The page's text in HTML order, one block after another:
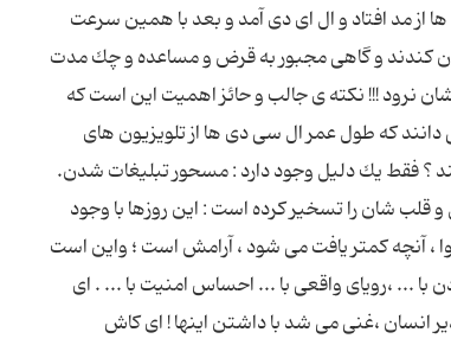
مد افتاد و ال ای دی آمد و بعد با همین سرعت
كندند و گاهی مجبور به قرض و مساعده و چك مدت
نرود !!! نكته ی جالب و حائز اهمیت این است كه
كه طول عمر ال سی دی ها از تلویزیون های
؟ فقط یك دلیل وجود دارد : مسحور تبلیغات شدن.
شان را تسخیر كرده است : این روزها با وجود
آنچه كمتر یافت می شود ، آرامش است ؛ واین است
با ... ،رویای واقعی با ... احساس امنیت با ... . ای
انسان ،غنی می شد با داشتن اینها ! ای كاش